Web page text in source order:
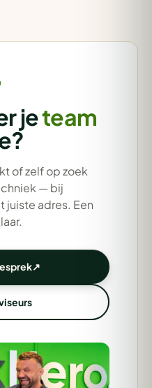
jeteam
of zelf op zoek
— bij
juiste adres. Een
↗